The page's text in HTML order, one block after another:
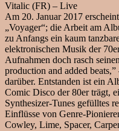
Vitalic (FR) – Live
Am 20. Januar 2017
„Voyager“; die Arbeit am
zu Anfangs ein kaum
elektronischen Musik der
Aufnahmen doch rasch
production and added
darüber. Entstanden ist ein
Comic Disco der 80er trägt,
Synthesizer-Tunes gefülltes
Einflüsse von Genre-
Cowley, Lime, Spacer,